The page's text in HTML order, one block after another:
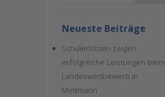
Neueste Beiträge
Schülerlotsen zeigen
erfolgreiche Leistungen beim
Landeswettbewerb in
Mettmann